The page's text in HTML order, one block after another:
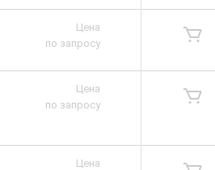
Цена
по запросу
Цена
по запросу
Цена